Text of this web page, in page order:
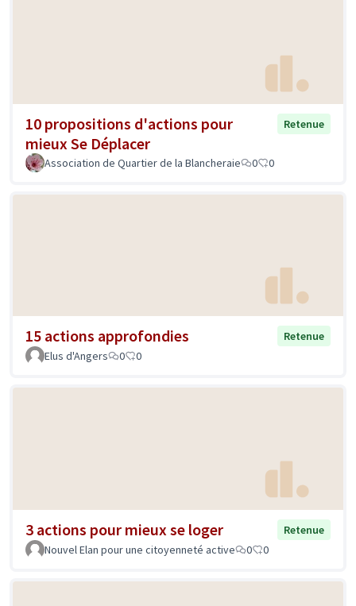
10 propositions d'actions pour
mieux Se Déplacer
Retenue
Association de Quartier de la Blancheraie 0 0
15 actions approfondies
Retenue
Elus d'Angers
0 0
3 actions pour mieux se loger
Retenue
Nouvel Elan pour une citoyenneté active
0 0